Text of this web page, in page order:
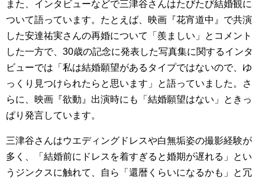
また、インタビューなどで三津谷さんはたびたび結婚観に
ついて語っています。たとえば、映画『花宵道中』で共演
した安達祐実さんの再婚について「羨ましい」とコメント
した一方で、30歳の記念に発表した写真集に関するインタ
ビューでは「私は結婚願望があるタイプではないので、ゆ
っくり見つけられたらと思います」と語っていました。さ
らに、映画『欲動』出演時にも「結婚願望はない」ときっ
ぱり発言しています。
三津谷さんはウエディングドレスや白無垢姿の撮影経験が
多く、「結婚前にドレスを着すぎると婚期が遅れる」とい
うジンクスに触れて、自ら「還暦くらいになるかも」と冗